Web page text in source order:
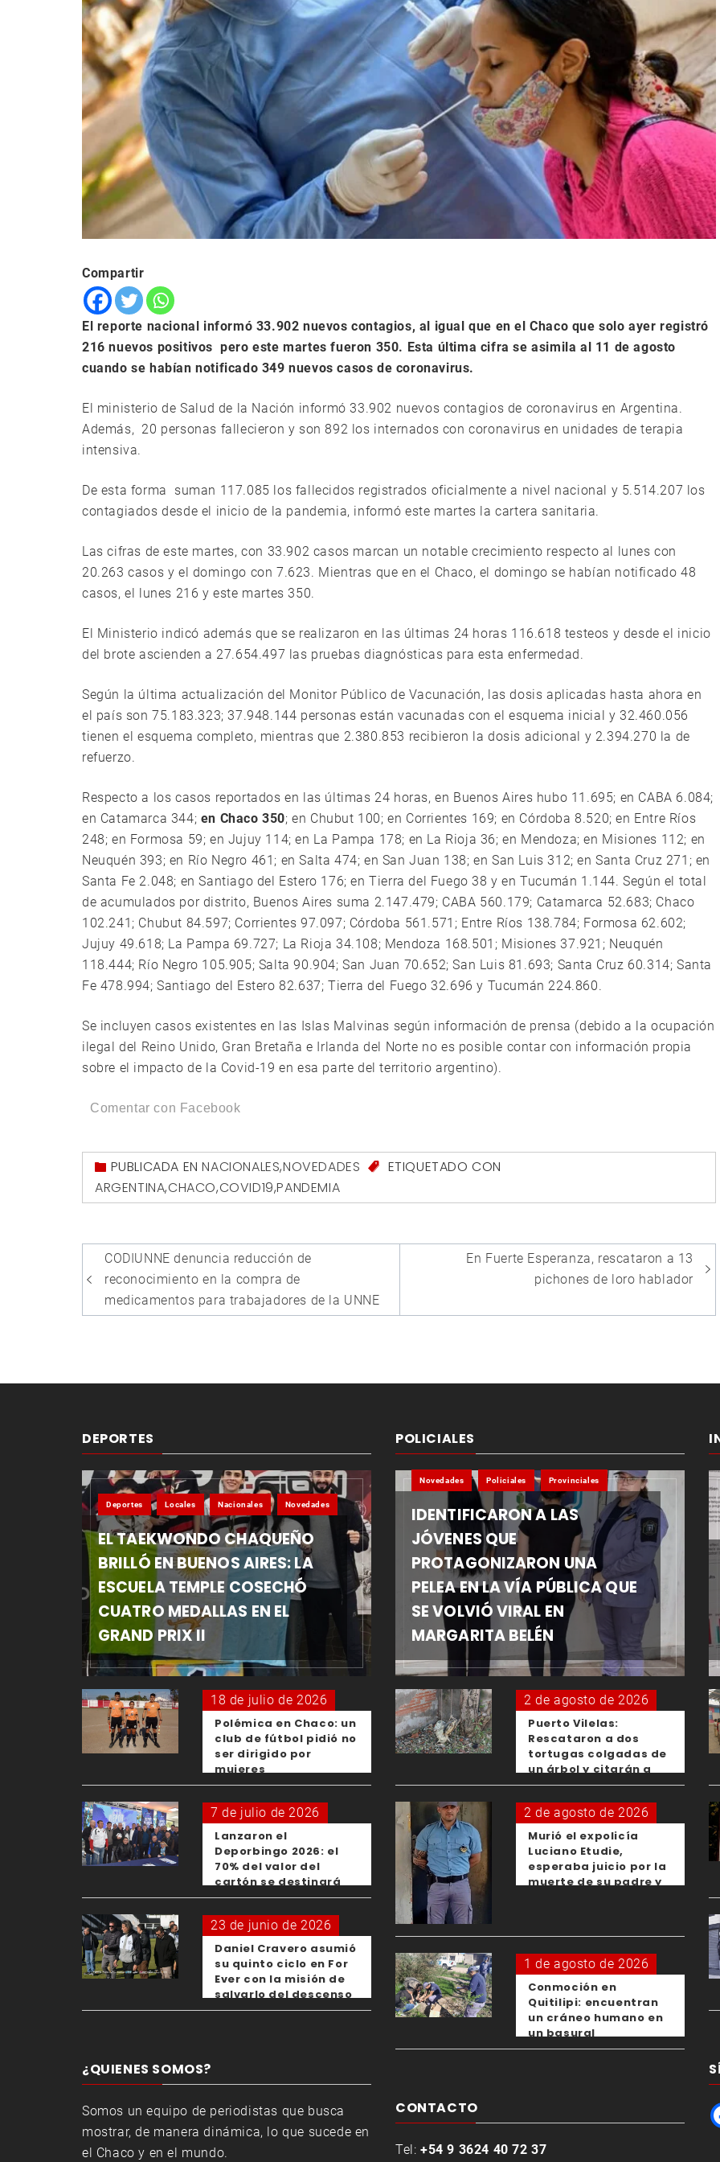
Compartir
El reporte nacional informó 33.902 nuevos contagios, al igual que en el Chaco que solo ayer registró
216 nuevos positivos pero este martes fueron 350. Esta última cifra se asimila al 11 de agosto
cuando se habían notificado 349 nuevos casos de coronavirus.
El ministerio de Salud de la Nación informó 33.902 nuevos contagios de coronavirus en Argentina.
Además, 20 personas fallecieron y son 892 los internados con coronavirus en unidades de terapia
intensiva.
De esta forma suman 117.085 los fallecidos registrados oficialmente a nivel nacional y 5.514.207 los
contagiados desde el inicio de la pandemia, informó este martes la cartera sanitaria.
Las cifras de este martes, con 33.902 casos marcan un notable crecimiento respecto al lunes con
20.263 casos y el domingo con 7.623. Mientras que en el Chaco, el domingo se habían notificado 48
casos, el lunes 216 y este martes 350.
El Ministerio indicó además que se realizaron en las últimas 24 horas 116.618 testeos y desde el inicio
del brote ascienden a 27.654.497 las pruebas diagnósticas para esta enfermedad.
Según la última actualización del Monitor Público de Vacunación, las dosis aplicadas hasta ahora en
el país son 75.183.323; 37.948.144 personas están vacunadas con el esquema inicial y 32.460.056
tienen el esquema completo, mientras que 2.380.853 recibieron la dosis adicional y 2.394.270 la de
refuerzo.
Respecto a los casos reportados en las últimas 24 horas, en Buenos Aires hubo 11.695; en CABA 6.084;
en Catamarca 344; en Chaco 350; en Chubut 100; en Corrientes 169; en Córdoba 8.520; en Entre Ríos
248; en Formosa 59; en Jujuy 114; en La Pampa 178; en La Rioja 36; en Mendoza; en Misiones 112; en
Neuquén 393; en Río Negro 461; en Salta 474; en San Juan 138; en San Luis 312; en Santa Cruz 271; en
Santa Fe 2.048; en Santiago del Estero 176; en Tierra del Fuego 38 y en Tucumán 1.144. Según el total
de acumulados por distrito, Buenos Aires suma 2.147.479; CABA 560.179; Catamarca 52.683; Chaco
102.241; Chubut 84.597; Corrientes 97.097; Córdoba 561.571; Entre Ríos 138.784; Formosa 62.602;
Jujuy 49.618; La Pampa 69.727; La Rioja 34.108; Mendoza 168.501; Misiones 37.921; Neuquén
118.444; Río Negro 105.905; Salta 90.904; San Juan 70.652; San Luis 81.693; Santa Cruz 60.314; Santa
Fe 478.994; Santiago del Estero 82.637; Tierra del Fuego 32.696 y Tucumán 224.860.
Se incluyen casos existentes en las Islas Malvinas según información de prensa (debido a la ocupación
ilegal del Reino Unido, Gran Bretaña e Irlanda del Norte no es posible contar con información propia
sobre el impacto de la Covid-19 en esa parte del territorio argentino).
Comentar con Facebook
PUBLICADA ENNACIONALES,NOVEDADES
ETIQUETADO CON
ARGENTINA,CHACO,COVID19,PANDEMIA
Navegación
de
entradas
CODIUNNE denuncia reducción de
reconocimiento en la compra de
medicamentos para trabajadores de la UNNE
En Fuerte Esperanza, rescataron a 13
pichones de loro hablador
DEPORTES
Deportes Locales Nacionales Novedades
EL TAEKWONDO CHAQUEÑO
BRILLÓ EN BUENOS AIRES: LA
ESCUELA TEMPLE COSECHÓ
CUATRO MEDALLAS EN EL
GRAND PRIX II
18 de julio de 2026
Polémica en Chaco: un
club de fútbol pidió no
ser dirigido por
mujeres
7 de julio de 2026
Lanzaron el
Deporbingo 2026: el
70% del valor del
cartón se destinará
para los clubes
23 de junio de 2026
Daniel Cravero asumió
su quinto ciclo en For
Ever con la misión de
salvarlo del descenso
¿QUIENES SOMOS?
Somos un equipo de periodistas que busca
mostrar, de manera dinámica, lo que sucede en
el Chaco y en el mundo.
POLICIALES
Novedades Policiales Provinciales
IDENTIFICARON A LAS
JÓVENES QUE
PROTAGONIZARON UNA
PELEA EN LA VÍA PÚBLICA QUE
SE VOLVIÓ VIRAL EN
MARGARITA BELÉN
2 de agosto de 2026
Puerto Vilelas:
Rescataron a dos
tortugas colgadas de
un árbol y citarán a
los padres de los
menores responsables
2 de agosto de 2026
Murió el expolicía
Luciano Etudie,
esperaba juicio por la
muerte de su padre y
1 de agosto de 2026
Conmoción en
Quitilipi: encuentran
un cráneo humano en
un basural
CONTACTO
Tel: +54 9 3624 40 72 37